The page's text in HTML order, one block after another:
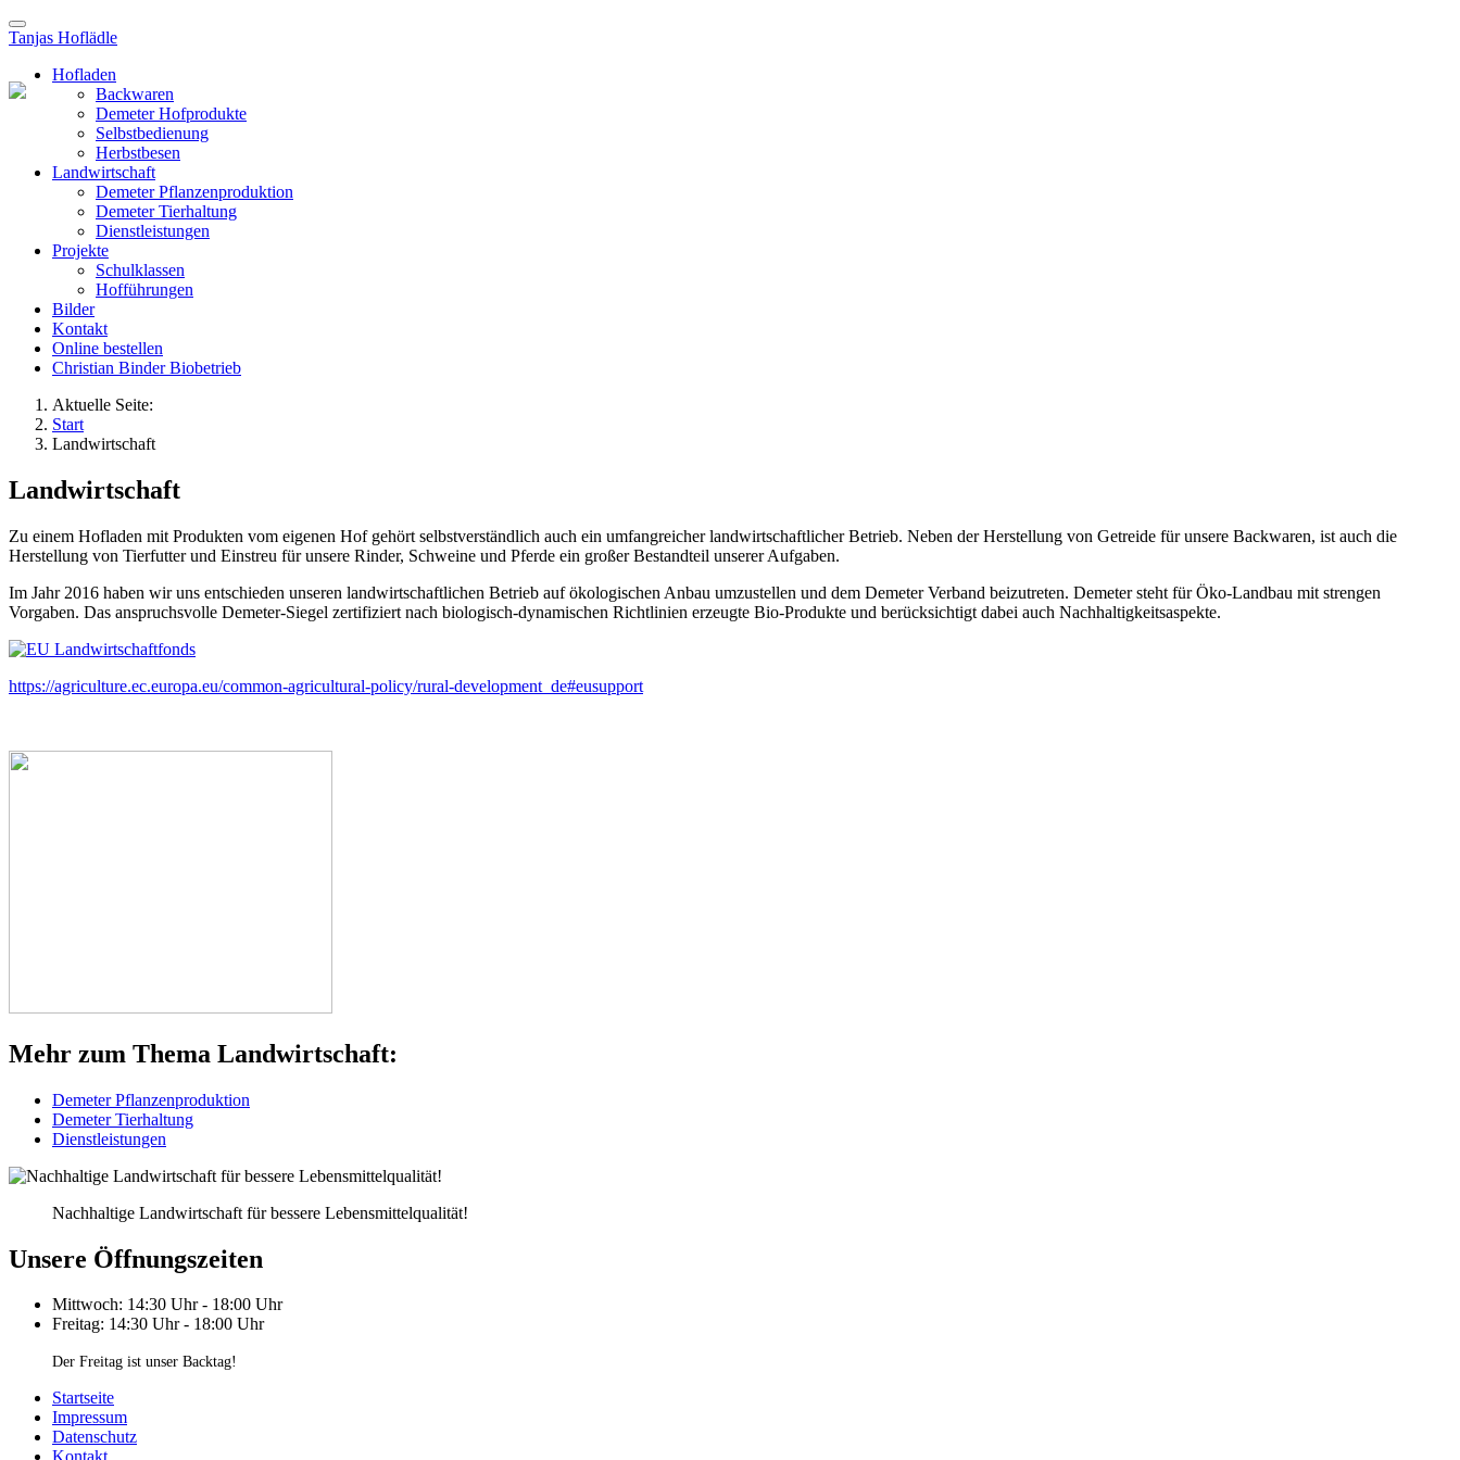
Tanjas Hoflädle
Hofladen
Backwaren
Demeter Hofprodukte
Selbstbedienung
Herbstbesen
Landwirtschaft
Demeter Pflanzenproduktion
Demeter Tierhaltung
Dienstleistungen
Projekte
Schulklassen
Hofführungen
Bilder
Kontakt
Online bestellen
Christian Binder Biobetrieb
Aktuelle Seite:
Start
Landwirtschaft
Landwirtschaft
Zu einem Hofladen mit Produkten vom eigenen Hof gehört selbstverständlich auch ein umfangreicher landwirtschaftlicher Betrieb. Neben der Herstellung von Getreide für unsere Backwaren, ist auch die
Herstellung von Tierfutter und Einstreu für unsere Rinder, Schweine und Pferde ein großer Bestandteil unserer Aufgaben.
Im Jahr 2016 haben wir uns entschieden unseren landwirtschaftlichen Betrieb auf ökologischen Anbau umzustellen und dem Demeter Verband beizutreten. Demeter steht für Öko-Landbau mit strengen
Vorgaben. Das anspruchsvolle Demeter-Siegel zertifiziert nach biologisch-dynamischen Richtlinien erzeugte Bio-Produkte und berücksichtigt dabei auch Nachhaltigkeitsaspekte.
https://agriculture.ec.europa.eu/common-agricultural-policy/rural-development_de#eusupport
Mehr zum Thema Landwirtschaft:
Demeter Pflanzenproduktion
Demeter Tierhaltung
Dienstleistungen
Nachhaltige Landwirtschaft für bessere Lebensmittelqualität!
Unsere Öffnungszeiten
Mittwoch: 14:30 Uhr - 18:00 Uhr
Freitag: 14:30 Uhr - 18:00 Uhr
Der Freitag ist unser Backtag!
Startseite
Impressum
Datenschutz